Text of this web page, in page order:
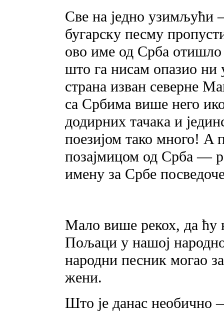
Све на једно узимљући
бугарску песму
ово име од Срба
што га нисам опазио ни
страна изван северне
ca Србима више него
додирних тачака и
поезијом тако много!
позајмицом од Срба —
имену за Србе
Мало више рекох, да ћу
Пољаци у нашој
народни песник могао
жени.
Што je данас необично